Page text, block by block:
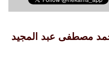
مصطفى عبد المجيد